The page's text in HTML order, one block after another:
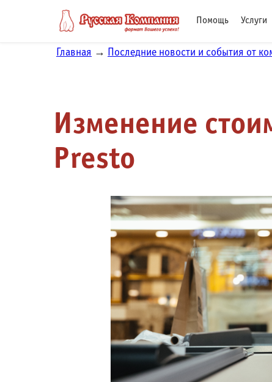
Помощь Услуги
Главная → Последние новости и события от
Изменение
Presto